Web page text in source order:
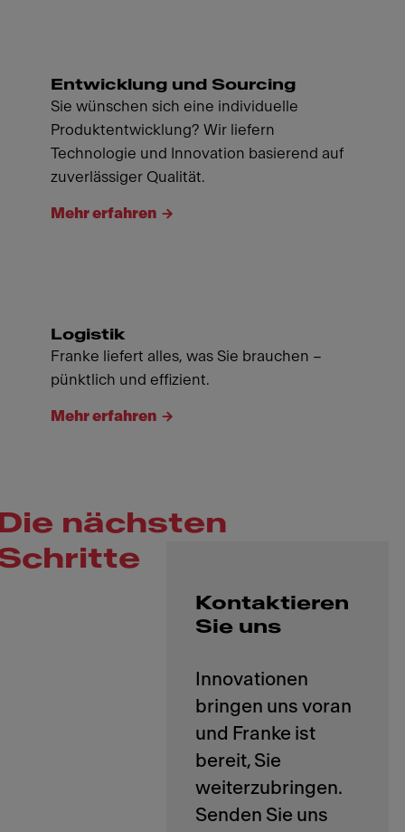
Entwicklung und Sourcing
Sie wünschen sich eine individuelle
Produktentwicklung? Wir liefern
Technologie und Innovation basierend auf
zuverlässiger Qualität.
Mehr erfahren
Logistik
Franke liefert alles, was Sie brauchen –
pünktlich und effizient.
Mehr erfahren
nächsten
Kontaktieren
Sie uns
Innovationen
bringen uns voran
und Franke ist
bereit, Sie
weiterzubringen.
Senden Sie uns